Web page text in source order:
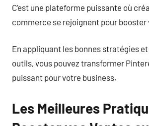
C’est une plateforme puissante où
commerce se rejoignent pour
En appliquant les bonnes stratégies
outils, vous pouvez transformer
puissant pour votre business.
Les Meilleures